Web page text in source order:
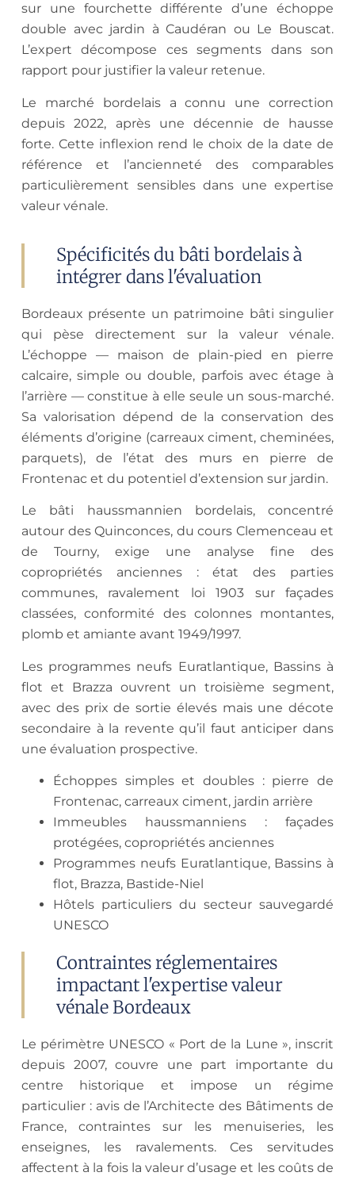
sur une fourchette différente d’une échoppe
double avec jardin à Caudéran ou Le Bouscat.
L’expert décompose ces segments dans son
rapport pour justifier la valeur retenue.
Le marché bordelais a connu une correction
depuis 2022, après une décennie de hausse
forte. Cette inflexion rend le choix de la date de
référence et l’ancienneté des comparables
particulièrement sensibles dans une expertise
valeur vénale.
Spécificités du bâti bordelais à
intégrer dans l'évaluation
Bordeaux présente un patrimoine bâti singulier
qui pèse directement sur la valeur vénale.
L’échoppe — maison de plain-pied en pierre
calcaire, simple ou double, parfois avec étage à
l’arrière — constitue à elle seule un sous-marché.
Sa valorisation dépend de la conservation des
éléments d’origine (carreaux ciment, cheminées,
parquets), de l’état des murs en pierre de
Frontenac et du potentiel d’extension sur jardin.
Le bâti haussmannien bordelais, concentré
autour des Quinconces, du cours Clemenceau et
de Tourny, exige une analyse fine des
copropriétés anciennes : état des parties
communes, ravalement loi 1903 sur façades
classées, conformité des colonnes montantes,
plomb et amiante avant 1949/1997.
Les programmes neufs Euratlantique, Bassins à
flot et Brazza ouvrent un troisième segment,
avec des prix de sortie élevés mais une décote
secondaire à la revente qu’il faut anticiper dans
une évaluation prospective.
Échoppes simples et doubles : pierre de
Frontenac, carreaux ciment, jardin arrière
Immeubles haussmanniens : façades
protégées, copropriétés anciennes
Programmes neufs Euratlantique, Bassins à
flot, Brazza, Bastide-Niel
Hôtels particuliers du secteur sauvegardé
UNESCO
Contraintes réglementaires
impactant l'expertise valeur
vénale Bordeaux
Le périmètre UNESCO « Port de la Lune », inscrit
depuis 2007, couvre une part importante du
centre historique et impose un régime
particulier : avis de l’Architecte des Bâtiments de
France, contraintes sur les menuiseries, les
enseignes, les ravalements. Ces servitudes
affectent à la fois la valeur d’usage et les coûts de